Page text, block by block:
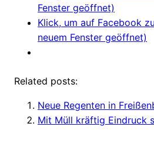
Fenster geöffnet)
Klick, um auf Facebook
neuem Fenster geöffnet)
Related posts:
Neue Regenten in
Mit Müll kräftig Eindruck